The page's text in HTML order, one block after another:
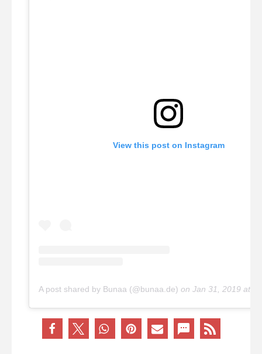
View this post on Instagram
A post shared by Bunaa (@bunaa.de) on Jan 31, 2019 at